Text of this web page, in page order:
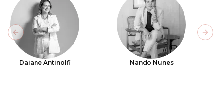
Daiane Antinolfi Nando Nunes
Previous slide